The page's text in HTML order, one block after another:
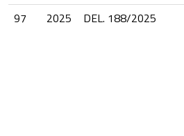
97
2025 DEL. 188/2025